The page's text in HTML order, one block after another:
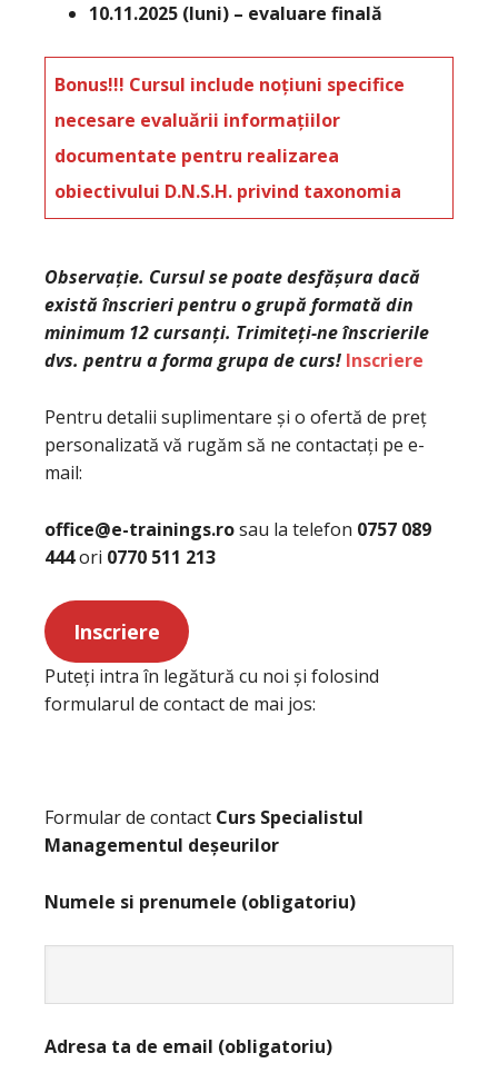
10.11.2025 (luni) – evaluare finală
Bonus!!! Cursul include noțiuni specifice
necesare evaluării informațiilor
documentate pentru realizarea
obiectivului D.N.S.H. privind taxonomia
Observație. Cursul se poate desfășura dacă
există înscrieri pentru o grupă formată din
minimum 12 cursanți. Trimiteți-ne înscrierile
dvs. pentru a forma grupa de curs! Inscriere
Pentru detalii suplimentare și o ofertă de preț
personalizată vă rugăm să ne contactați pe e-
mail:
office@e-trainings.rosau la telefon 0757 089
444ori 0770 511 213
Inscriere
Puteți intra în legătură cu noi și folosind
formularul de contact de mai jos:
Formular de contact Curs Specialistul
Managementul deșeurilor
Numele si prenumele (obligatoriu)
Adresa ta de email (obligatoriu)